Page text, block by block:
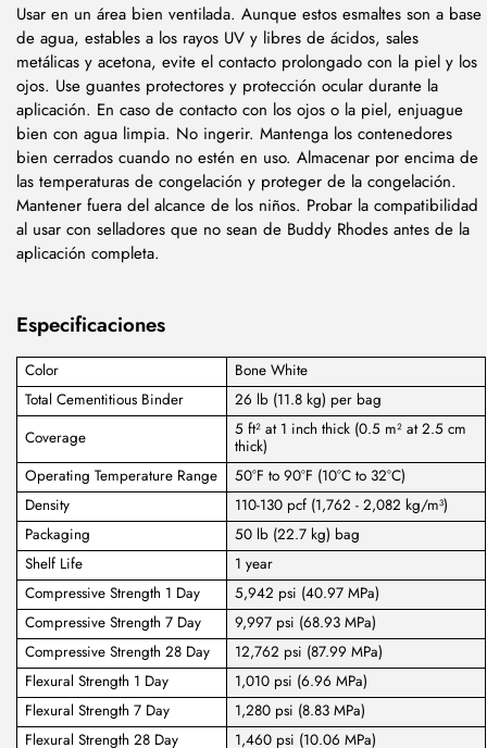
Usar en un área bien ventilada. Aunque estos esmaltes son a base
de agua, estables a los rayos UV y libres de ácidos, sales
metálicas y acetona, evite el contacto prolongado con la piel y los
ojos. Use guantes protectores y protección ocular durante la
aplicación. En caso de contacto con los ojos o la piel, enjuague
bien con agua limpia. No ingerir. Mantenga los contenedores
bien cerrados cuando no estén en uso. Almacenar por encima de
las temperaturas de congelación y proteger de la congelación.
Mantener fuera del alcance de los niños. Probar la compatibilidad
al usar con selladores que no sean de Buddy Rhodes antes de la
aplicación completa.
Especificaciones
Color
Bone White
Total Cementitious Binder
26 lb (11.8 kg) per bag
Coverage
5 ft² at 1 inch thick (0.5 m² at 2.5 cm
thick)
Operating Temperature Range
50°F to 90°F (10°C to 32°C)
Density
110-130 pcf (1,762 - 2,082 kg/m³)
Packaging
50 lb (22.7 kg) bag
Shelf Life
1 year
Compressive Strength 1 Day
5,942 psi (40.97 MPa)
Compressive Strength 7 Day
9,997 psi (68.93 MPa)
Compressive Strength 28 Day
12,762 psi (87.99 MPa)
Flexural Strength 1 Day
1,010 psi (6.96 MPa)
Flexural Strength 7 Day
1,280 psi (8.83 MPa)
Flexural Strength 28 Day
1,460 psi (10.06 MPa)